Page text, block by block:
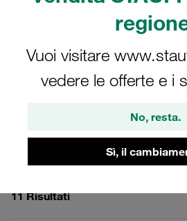
Vuoi visitare
vedere le offerte e i
No, resta.
Sì, il
divise, Flange monoblocco,
Filtri /
Adattatori per flange SAE
11 Risultati